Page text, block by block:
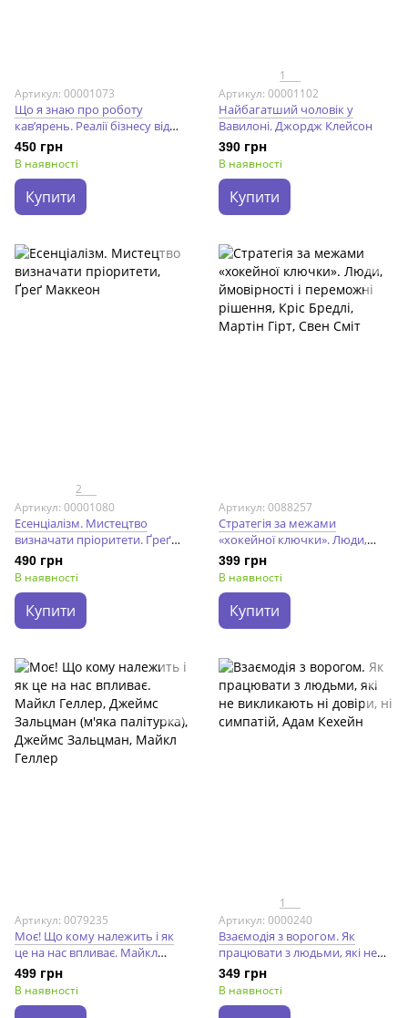
Артикул: 00001073
Що я знаю про роботу
кав’ярень. Реалії бізнесу від
власника мережі 3fe Coffee.
Колін Гармон
450 грн
В наявності
Купити
1
Артикул: 00001102
Найбагатший чоловік у
Вавилоні. Джордж Клейсон
390 грн
В наявності
Купити
2
Артикул: 00001080
Есенціалізм. Мистецтво
визначати пріоритети. Ґреґ
Маккеон
490 грн
В наявності
Купити
Артикул: 0088257
Стратегія за межами
«хокейної ключки». Люди,
ймовірності і переможні
рішення
399 грн
В наявності
Купити
Артикул: 0079235
Моє! Що кому належить і як
це на нас впливає. Майкл
Геллер; Джеймс Зальцман
499 грн
В наявності
1
Артикул: 0000240
Взаємодія з ворогом. Як
працювати з людьми, які не
викликають ні довіри, ні
симпатій. Адам Кехейн
349 грн
В наявності